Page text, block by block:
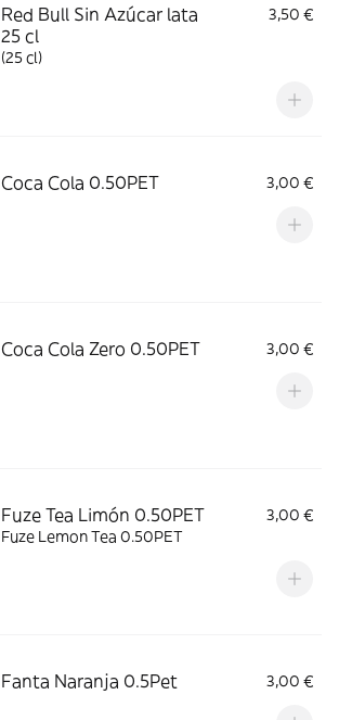
Red Bull Sin Azúcar lata
25 cl
3,50 €
(25 cl)
Coca Cola 0.50PET 3,00 €
Coca Cola Zero 0.50PET 3,00 €
Fuze Tea Limón 0.50PET
3,00 €
Fuze Lemon Tea 0.50PET
Fanta Naranja 0.5Pet 3,00 €